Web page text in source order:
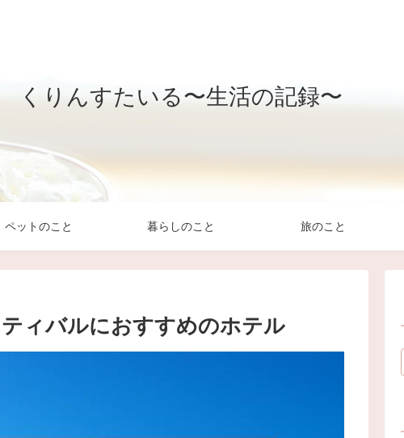
くりんすたいる〜生活の記録〜
ペットのこと 暮らしのこと 旅のこと
ィバルにおすすめのホテル